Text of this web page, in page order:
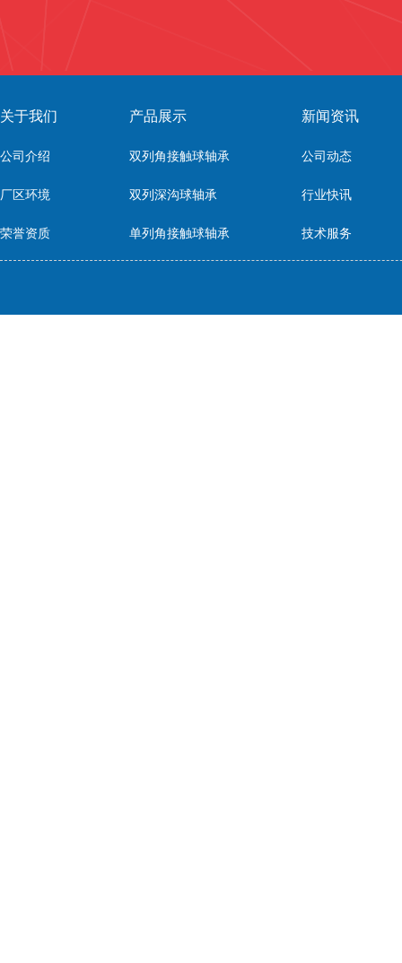
关于我们
公司介绍
厂区环境
荣誉资质
产品展示
双列角接触球轴承
双列深沟球轴承
单列角接触球轴承
新闻资讯
公司动态
行业快讯
技术服务